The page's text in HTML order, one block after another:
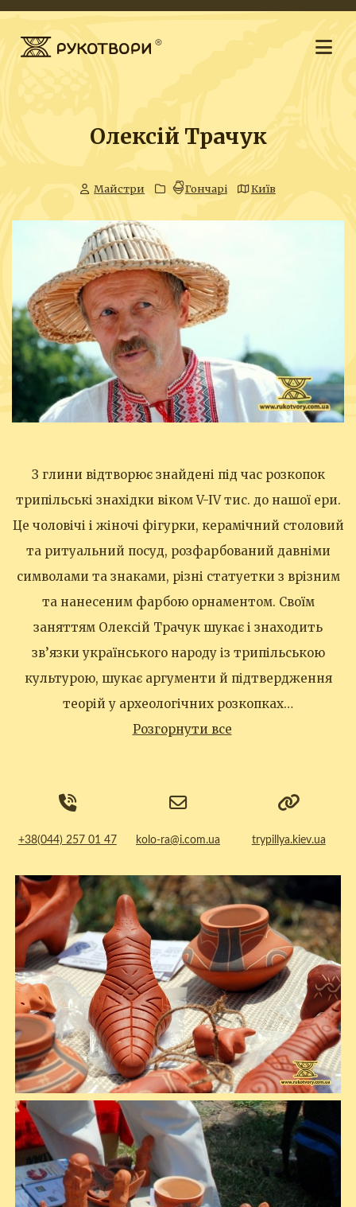
Олексій Трачук
Майстри Гончарі Київ
З глини відтворює знайдені під час розкопок
трипільські знахідки віком V-IV тис. до нашої ери.
Це чоловічі і жіночі фігурки, керамічний столовий
та ритуальний посуд, розфарбований давніми
символами та знаками, різні статуетки з врізним
та нанесеним фарбою орнаментом. Своїм
заняттям Олексій Трачук шукає і знаходить
зв’язки українського народу із трипільською
культурою, шукає аргументи й підтвердження
теорій у археологічних розкопках…
Розгорнути все
+38(044) 257 01 47 kolo-ra@i.com.ua trypillya.kiev.ua